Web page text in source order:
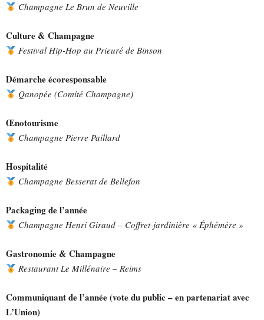
Champagne Le Brun de Neuville
Culture & Champagne
Festival Hip-Hop au Prieuré de Binson
Démarche écoresponsable
Qanopée (Comité Champagne)
Œnotourisme
Champagne Pierre Paillard
Hospitalité
Champagne Besserat de Bellefon
Packaging de l’année
Champagne Henri Giraud – Coffret-jardinière « Éphémère »
Gastronomie & Champagne
Restaurant Le Millénaire – Reims
Communiquant de l’année (vote du public – en partenariat avec
L’Union)